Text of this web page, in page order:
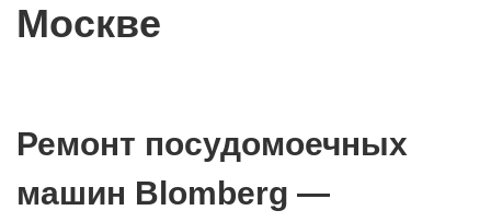
Москве
Ремонт посудомоечных
машин Blomberg —